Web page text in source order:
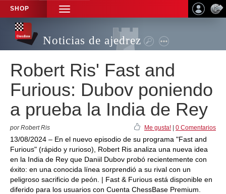
SHOP
TOGGLE
NAVIGATION
Noticias de ajedrez
Robert Ris' Fast and
Furious: Dubov poniendo
a prueba la India de Rey
por Robert Ris Me gusta! 0 Comentarios
13/08/2024 – En el nuevo episodio de su programa "Fast and
Furious" (rápido y rurioso), Robert Ris analiza una nueva idea
en la India de Rey que Daniil Dubov probó recientemente con
éxito: en una conocida línea sorprendió a su rival con un
peligroso sacrificio de peón. | Fast & Furious está disponible en
diferido para los usuarios con Cuenta ChessBase Premium.